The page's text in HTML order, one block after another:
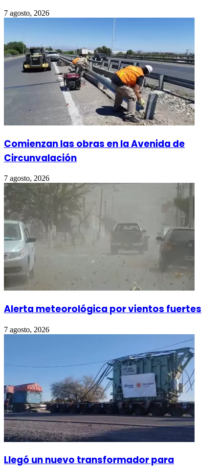
7 agosto, 2026
Comienzan las obras en la Avenida de
Circunvalación
7 agosto, 2026
Alerta meteorológica por vientos fuertes
7 agosto, 2026
Llegó un nuevo transformador para